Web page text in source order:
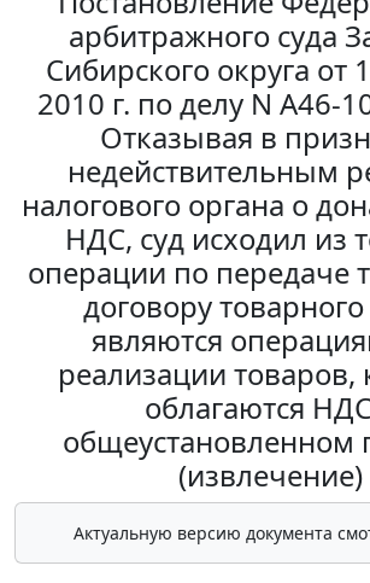
арбитражного суда
Сибирского округа от
2010 г. по делу N А46-
Отказывая в
недействительным
налогового органа о
НДС, суд исходил из
операции по передаче
договору
являются
реализации товаров,
облагаются
общеустановленном
(извлечение)
Актуальную версию документа